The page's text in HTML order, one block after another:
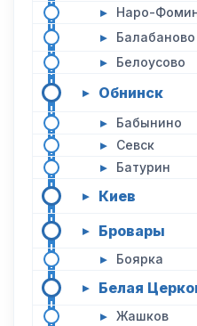
▸ Наро-
▸ Балабаново
▸ Белоусово
▸ Обнинск
▸ Бабынино
▸ Севск
▸ Батурин
▸ Киев
▸ Бровары
▸ Боярка
▸ Белая
▸ Жашков